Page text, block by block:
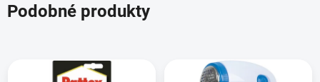
Podobné produkty